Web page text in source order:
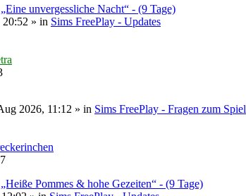
unvergessliche Nacht“ - (9 Tage)
» in Sims FreePlay - Updates
2026, 11:12 » in Sims FreePlay - Fragen zum Spiel
Pommes & hohe Gezeiten“ - (9 Tage)